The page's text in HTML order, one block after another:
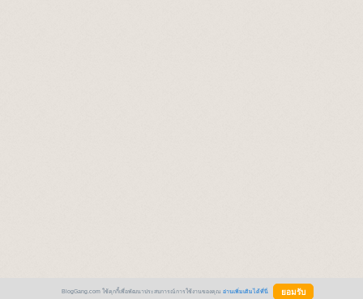
BlogGang.com ใช้คุกกี้เพื่อพัฒนาประสบการณ์การใช้งานของคุณ อ่านเพิ่มเติมได้ที่นี่